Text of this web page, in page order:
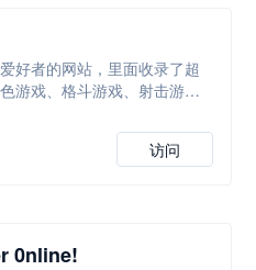
好者的网站，里面收录了超
游戏、格斗游戏、射击游
访问
0nline!